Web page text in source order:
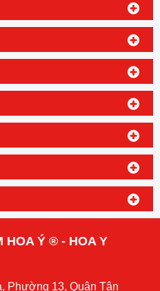
HOA Ý ® - HOA Y
Phường 13, Quận Tân